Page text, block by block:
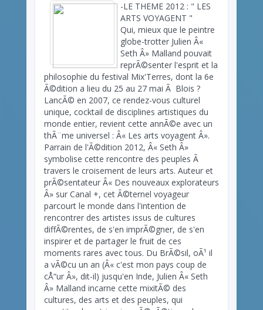
-LE THEME 2012 : " LES
ARTS VOYAGENT "
Qui, mieux que le peintre
globe-trotter Julien Â«
Seth Â» Malland pouvait
reprÃ©senter l'esprit et la
philosophie du festival Mix'Terres, dont la 6e
Ã©dition a lieu du 25 au 27 mai Ã Blois ?
LancÃ© en 2007, ce rendez-vous culturel
unique, cocktail de disciplines artistiques du
monde entier, revient cette annÃ©e avec un
thÃ¨me universel : Â« Les arts voyagent Â».
Parrain de l'Ã©dition 2012, Â« Seth Â»
symbolise cette rencontre des peuples Ã
travers le croisement de leurs arts. Auteur et
prÃ©sentateur Â« Des nouveaux explorateurs
Â» sur Canal +, cet Ã©ternel voyageur
parcourt le monde dans l'intention de
rencontrer des artistes issus de cultures
diffÃ©rentes, de s'en imprÃ©gner, de s'en
inspirer et de partager le fruit de ces
moments rares avec tous. Du BrÃ©sil, oÃ¹ il
a vÃ©cu un an (Â« c'est mon pays coup de
cÅ“ur Â», dit-il) jusqu'en Inde, Julien Â« Seth
Â» Malland incarne cette mixitÃ© des
cultures, des arts et des peuples, qui